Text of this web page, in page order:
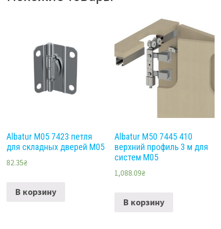
Albatur M05 7423 петля
для складных дверей M05
82.35₴
В корзину
Albatur M50 7445 410
верхний профиль 3 м для
систем M05
1,088.09₴
В корзину